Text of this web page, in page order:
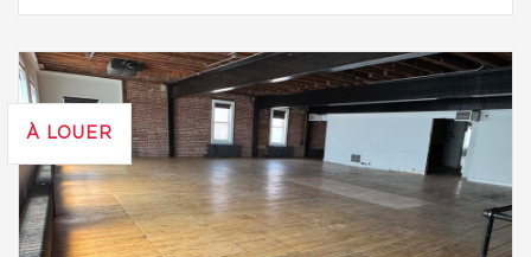
À LOUER